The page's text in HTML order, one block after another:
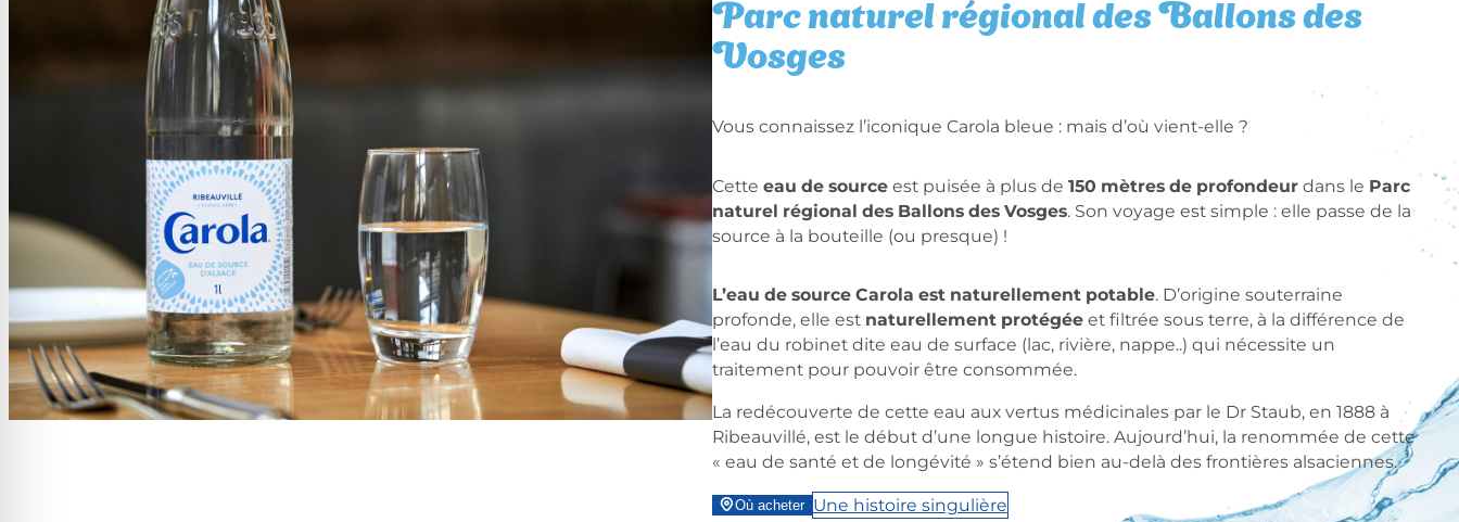
Parc naturel régional des Ballons des
Vosges
Vous connaissez l’iconique Carola bleue : mais d’où vient-elle ?
Cette eau de source est puisée à plus de150 mètres de profondeur dans le Parc
naturel régional des Ballons des Vosges. Son voyage est simple : elle passe de la
source à la bouteille (ou presque) !
L’eau de source Carola est naturellement potable. D’origine souterraine
profonde, elle est naturellement protégée et filtrée sous terre, à la différence de
l’eau du robinet dite eau de surface (lac, rivière, nappe..) qui nécessite un
traitement pour pouvoir être consommée.
La redécouverte de cette eau aux vertus médicinales par le Dr Staub, en 1888 à
Ribeauvillé, est le début d’une longue histoire. Aujourd’hui, la renommée de cette
« eau de santé et de longévité » s’étend bien au-delà des frontières alsaciennes.
Où acheter Une histoire singulière